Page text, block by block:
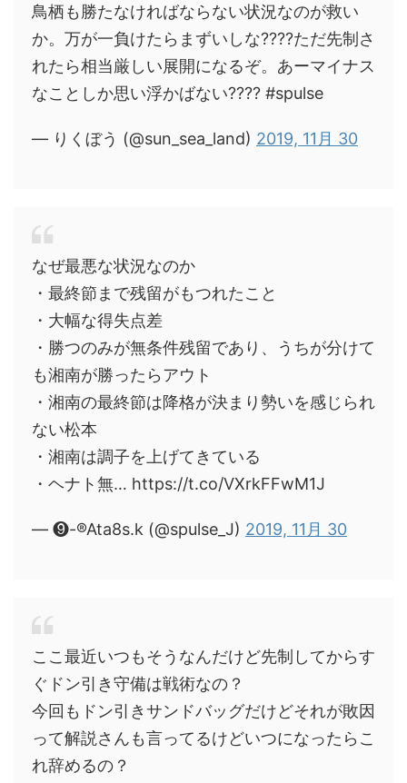
鳥栖も勝たなければならない状況なのが救い
か。万が一負けたらまずいしな????ただ先制さ
れたら相当厳しい展開になるぞ。あーマイナス
なことしか思い浮かばない???? #spulse
— りくぼう (@sun_sea_land) 2019, 11月 30
なぜ最悪な状況なのか
・最終節まで残留がもつれたこと
・大幅な得失点差
・勝つのみが無条件残留であり、うちが分けて
も湘南が勝ったらアウト
・湘南の最終節は降格が決まり勢いを感じられ
ない松本
・湘南は調子を上げてきている
・ヘナト無… https://t.co/VXrkFFwM1J
— ❾-®︎Ata8s.k (@spulse_J) 2019, 11月 30
ここ最近いつもそうなんだけど先制してからす
ぐドン引き守備は戦術なの？
今回もドン引きサンドバッグだけどそれが敗因
って解説さんも言ってるけどいつになったらこ
れ辞めるの？